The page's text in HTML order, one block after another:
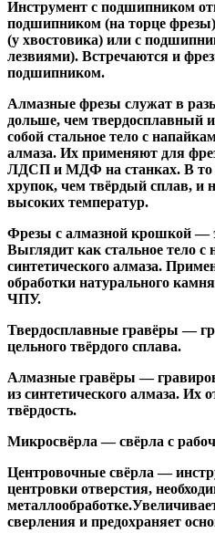
Инструмент с подшипником
подшипником (на торце
(у хвостовика) или с
лезвиями). Встречаются и
подшипником.
Алмазные фрезы служат в
дольше, чем твердосплавный
собой стальное тело с
алмаза. Их применяют для
ЛДСП и МДФ на станках. В то
хрупок, чем твёрдый сплав, и
высоких температур.
Фрезы с алмазной крошкой—
Выглядит как стальное тело
синтетического алмаза.
обработки натурального
ЧПУ.
Твердосплавные гравёры —
цельного твёрдого сплава.
Алмазные гравёры —
из синтетического алмаза. Их
твёрдость.
Микросвёрла — свёрла с
Центровочные свёрла —
центровки отверстия,
сверления и предохраняет